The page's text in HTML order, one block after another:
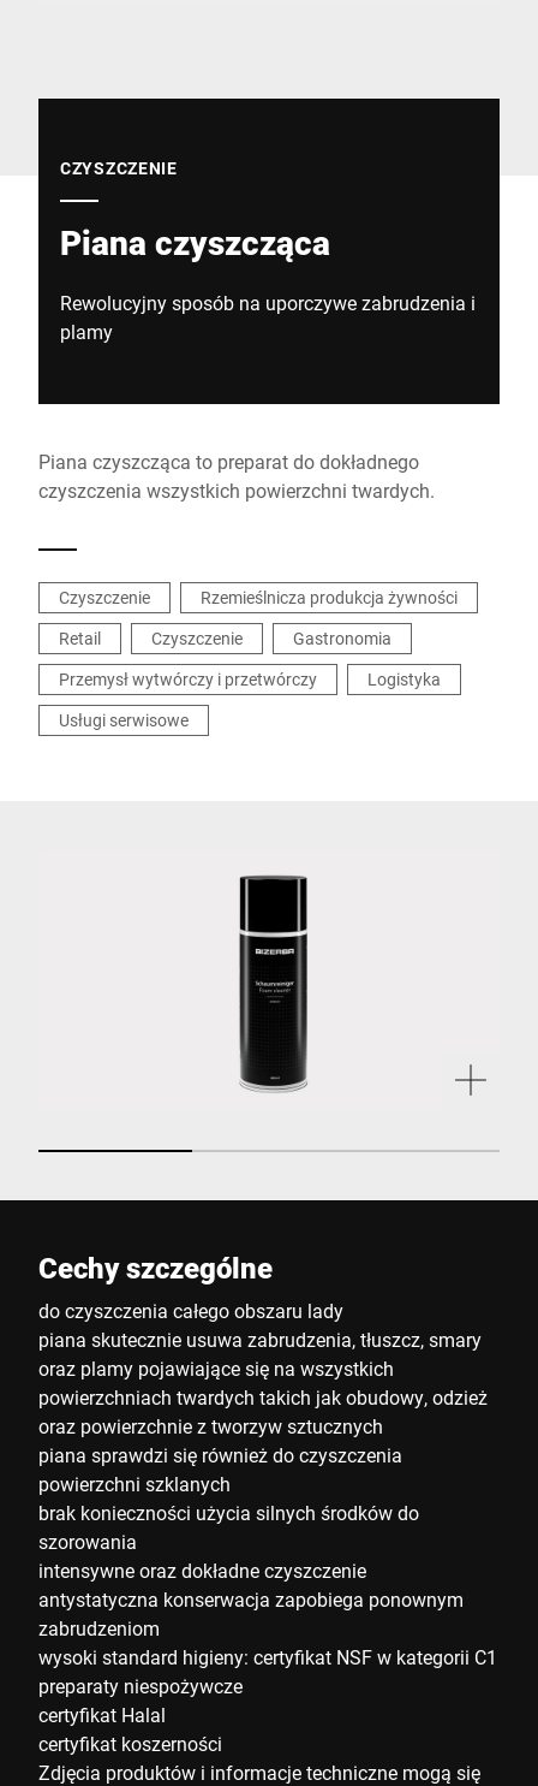
CZYSZCZENIE
Piana czyszcząca
Rewolucyjny sposób na uporczywe zabrudzenia i
plamy
Piana czyszcząca to preparat do dokładnego
czyszczenia wszystkich powierzchni twardych.
Czyszczenie
Rzemieślnicza produkcja żywności
Retail
Czyszczenie
Gastronomia
Przemysł wytwórczy i przetwórczy
Logistyka
Usługi serwisowe
Cechy szczególne
do czyszczenia całego obszaru lady
piana skutecznie usuwa zabrudzenia, tłuszcz, smary
oraz plamy pojawiające się na wszystkich
powierzchniach twardych takich jak obudowy, odzież
oraz powierzchnie z tworzyw sztucznych
piana sprawdzi się również do czyszczenia
powierzchni szklanych
brak konieczności użycia silnych środków do
szorowania
intensywne oraz dokładne czyszczenie
antystatyczna konserwacja zapobiega ponownym
zabrudzeniom
wysoki standard higieny: certyfikat NSF w kategorii C1
preparaty niespożywcze
certyfikat Halal
certyfikat koszerności
Zdjęcia produktów i informacje techniczne mogą się